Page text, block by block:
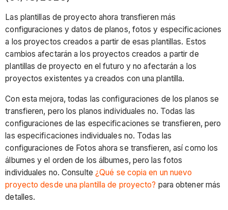
Las plantillas de proyecto ahora transfieren más
configuraciones y datos de planos, fotos y especificaciones
a los proyectos creados a partir de esas plantillas. Estos
cambios afectarán a los proyectos creados a partir de
plantillas de proyecto en el futuro y no afectarán a los
proyectos existentes ya creados con una plantilla.
Con esta mejora, todas las configuraciones de los planos se
transfieren, pero los planos individuales no. Todas las
configuraciones de las especificaciones se transfieren, pero
las especificaciones individuales no. Todas las
configuraciones de Fotos ahora se transfieren, así como los
álbumes y el orden de los álbumes, pero las fotos
individuales no. Consulte ¿Qué se copia en un nuevo
proyecto desde una plantilla de proyecto? para obtener más
detalles.